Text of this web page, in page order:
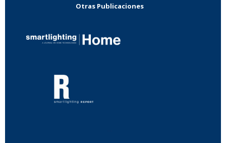
Otras Publicaciones